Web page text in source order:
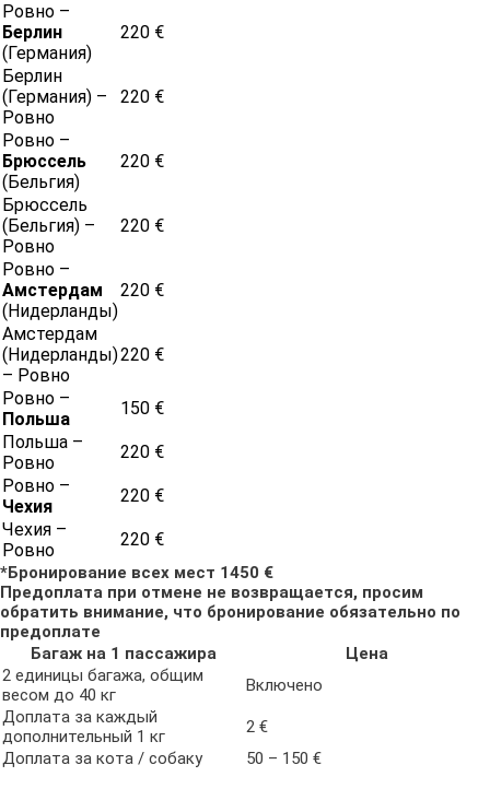
Ровно –
Берлин
(Германия)
220 €
Берлин
(Германия) –
Ровно
220 €
Ровно –
Брюссель
(Бельгия)
220 €
Брюссель
(Бельгия) –
Ровно
220 €
Ровно –
Амстердам
(Нидерланды)
220 €
Амстердам
(Нидерланды)
– Ровно
220 €
Ровно –
Польша
150 €
Польша –
Ровно
220 €
Ровно –
Чехия
220 €
Чехия –
Ровно
220 €
*Бронирование всех мест 1450 €
Предоплата при отмене не возвращается, просим
обратить внимание, что бронирование обязательно по
предоплате
Багаж на 1 пассажира
Цена
2 единицы багажа, общим
весом до 40 кг
Включено
Доплата за каждый
дополнительный 1 кг
2 €
Доплата за кота / собаку
50 – 150 €